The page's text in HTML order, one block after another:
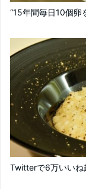
“15年間毎日10個卵
Twitterで6万いいね